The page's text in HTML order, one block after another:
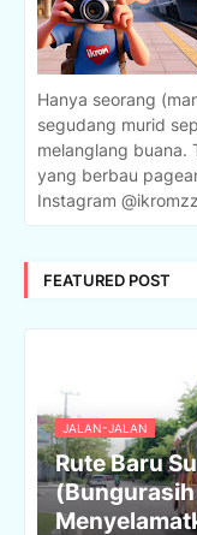
Hanya seorang
segudang murid
melanglang buana.
yang berbau
Instagram
FEATURED POST
JALAN-JALAN
Rute Baru
(Bungurasih